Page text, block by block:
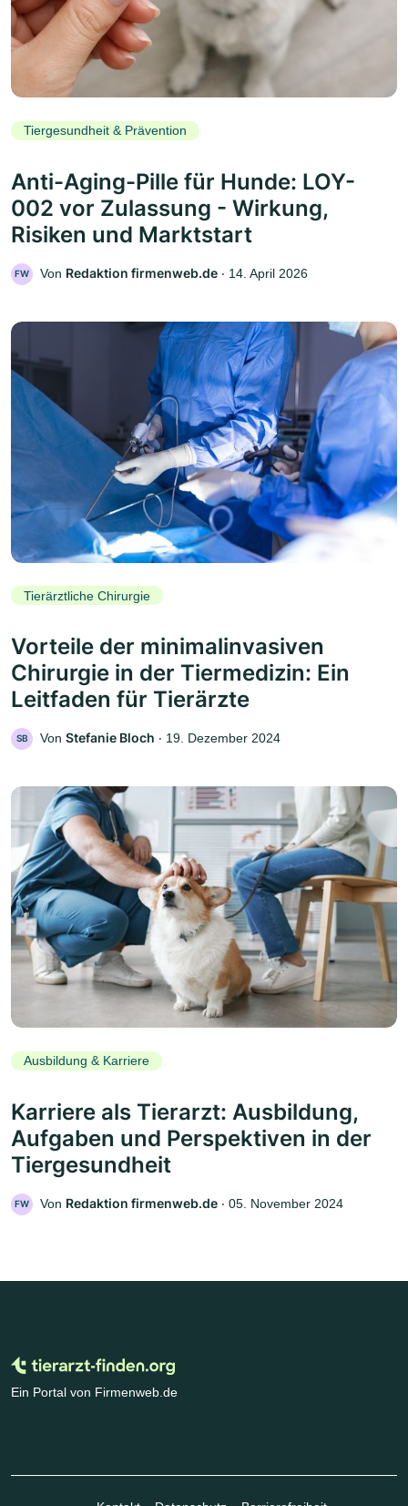
Tiergesundheit & Prävention
Anti-Aging-Pille für Hunde: LOY-
002 vor Zulassung - Wirkung,
Risiken und Marktstart
FW Von Redaktion firmenweb.de ‧ 14. April 2026
Tierärztliche Chirurgie
Vorteile der minimalinvasiven
Chirurgie in der Tiermedizin: Ein
Leitfaden für Tierärzte
SB Von Stefanie Bloch ‧ 19. Dezember 2024
Ausbildung & Karriere
Karriere als Tierarzt: Ausbildung,
Aufgaben und Perspektiven in der
Tiergesundheit
FW Von Redaktion firmenweb.de ‧ 05. November 2024
Ein Portal von Firmenweb.de